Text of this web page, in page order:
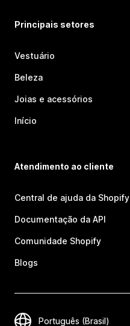
Principais setores
Vestuário
Beleza
Joias e acessórios
Início
Atendimento ao cliente
Central de ajuda da Shopify
Documentação da API
Comunidade Shopify
Blogs